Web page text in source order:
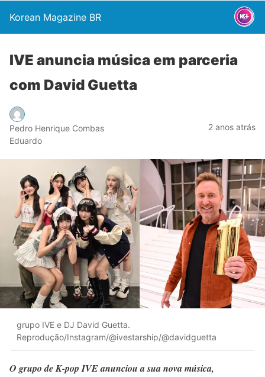
Korean Magazine BR
IVE anuncia música em parceria
com David Guetta
Pedro Henrique Combas
Eduardo
2 anos atrás
grupo IVE e DJ David Guetta.
Reprodução/Instagram/@ivestarship/@davidguetta
O grupo de K-pop IVE anunciou a sua nova música,